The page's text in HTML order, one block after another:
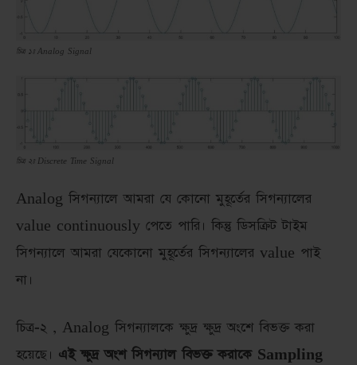
চিত্র ১ঃ Analog Signal
চিত্র ২ঃ Discrete Time Signal
Analog সিগন্যালে আমরা যে কোনো মুহূর্তের সিগন্যালের
value continuously পেতে পারি। কিন্তু ডিসক্রিট টাইম
সিগন্যালে আমরা যেকোনো মুহূর্তের সিগন্যালের value পাই
না।
চিত্র-২ , Analog সিগন্যালকে ক্ষুদ্র ক্ষুদ্র অংশে বিভক্ত করা
হয়েছে। এই ক্ষুদ্র অংশ সিগন্যাল বিভক্ত করাকে Sampling